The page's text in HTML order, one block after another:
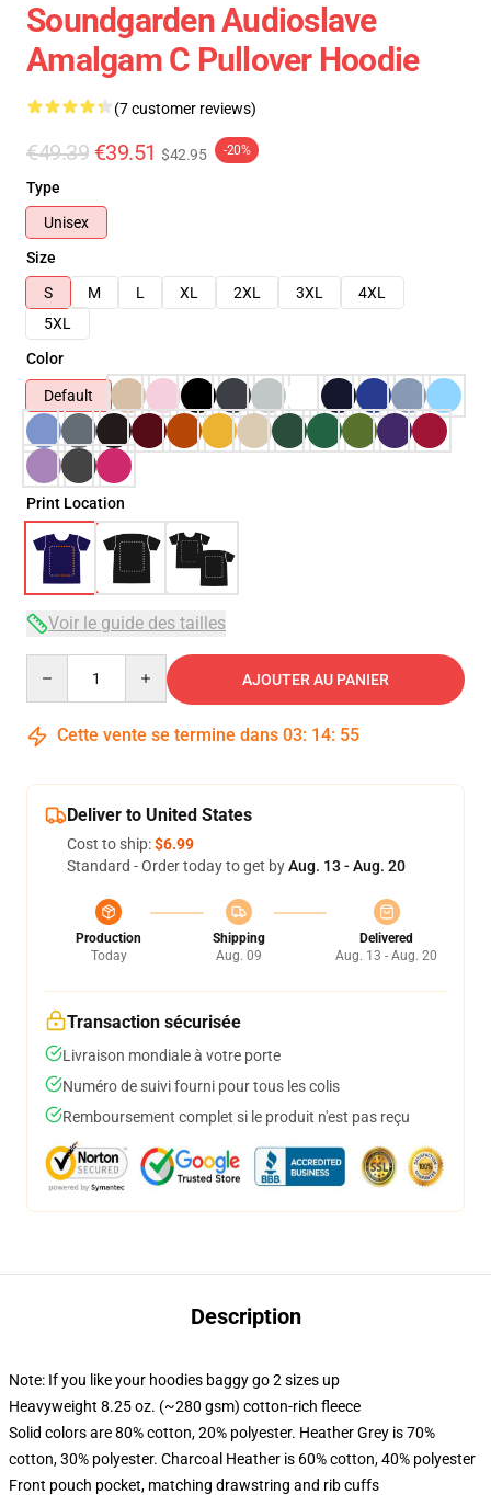
Soundgarden Audioslave
Amalgam C Pullover Hoodie
(7 customer reviews)
€49.39 €39.51 $42.95 -20%
Type
Unisex
Size
S
M L XL 2XL 3XL
4XL
5XL
Color
Default
Print Location
Voir le guide des tailles
AJOUTER AU PANIER
Cette vente se termine dans 03: 14: 54
Deliver to United States
Cost to ship:$6.99
Standard - Order today to get byAug. 13 - Aug. 20
Production
Today
Shipping
Aug. 09
Delivered
Aug. 13 - Aug. 20
Transaction sécurisée
Livraison mondiale à votre porte
Numéro de suivi fourni pour tous les colis
Remboursement complet si le produit n'est pas reçu
Description
Note: If you like your hoodies baggy go 2 sizes up
Heavyweight 8.25 oz. (~280 gsm) cotton-rich fleece
Solid colors are 80% cotton, 20% polyester. Heather Grey is 70%
cotton, 30% polyester. Charcoal Heather is 60% cotton, 40% polyester
Front pouch pocket, matching drawstring and rib cuffs